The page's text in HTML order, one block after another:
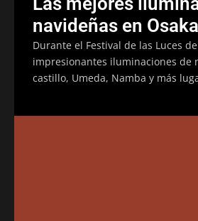
navideñas en Osaka
Durante el Festival de las Luces
impresionantes iluminaciones de
castillo, Umeda, Namba y más